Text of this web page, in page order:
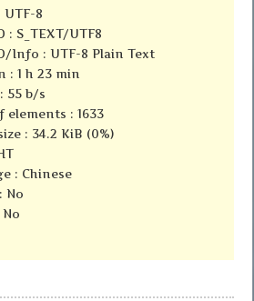
UTF-8
: S_TEXT/UTF8
Info : UTF-8 Plain Text
: 1 h 23 min
55 b/s
elements : 1633
: 34.2 KiB (0%)
: Chinese
No